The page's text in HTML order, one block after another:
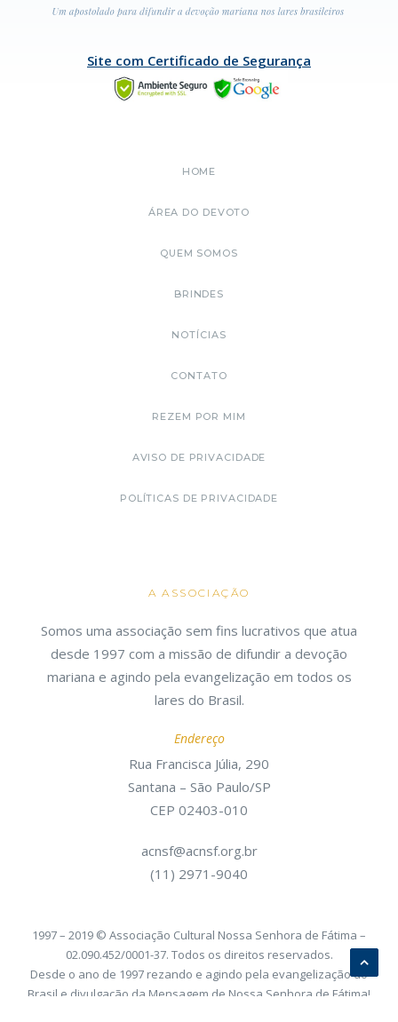
Site com Certificado de Segurança
HOME
ÁREA DO DEVOTO
QUEM SOMOS
BRINDES
NOTÍCIAS
CONTATO
REZEM POR MIM
AVISO DE PRIVACIDADE
POLÍTICAS DE PRIVACIDADE
A ASSOCIAÇÃO
Somos uma associação sem fins lucrativos que atua
desde 1997 com a missão de difundir a devoção
mariana e agindo pela evangelização em todos os
lares do Brasil.
Endereço
Rua Francisca Júlia, 290
Santana – São Paulo/SP
CEP 02403-010
acnsf@acnsf.org.br
(11) 2971-9040
1997 – 2019 © Associação Cultural Nossa Senhora de Fátima –
02.090.452/0001-37. Todos os direitos reservados.
Desde o ano de 1997 rezando e agindo pela evangelização do
Brasil e divulgação da Mensagem de Nossa Senhora de Fátima!